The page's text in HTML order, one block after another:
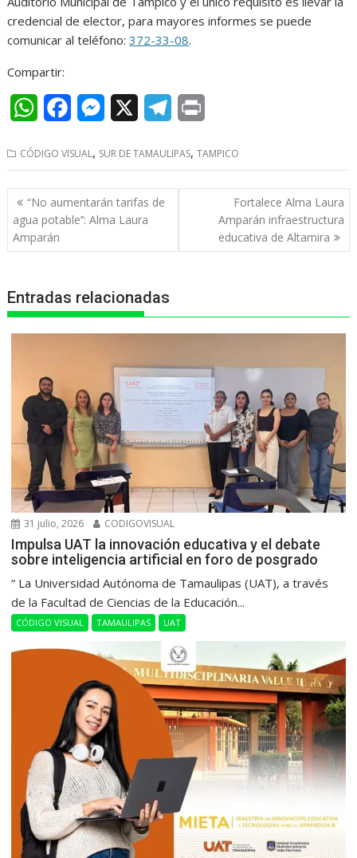
credencial de elector, para mayores informes se puede
comunicar al teléfono:372-33-08.
Compartir:
W
a
t
s
A
p
c
e
b
k
M
s
s
e
e
l
e
i
n
CÓDIGO VISUAL, SUR DE TAMAULIPAS,TAMPICO
Navegación
de
entradas
“No aumentarán tarifas de
agua potable’’: Alma Laura
Amparán
Fortalece Alma Laura
Amparán infraestructura
educativa de Altamira
Entradas relacionadas
31 julio, 2026 CODIGOVISUAL
Impulsa UAT la innovación educativa y el debate
sobre inteligencia artificial en foro de posgrado
“ La Universidad Autónoma de Tamaulipas (UAT), a través
de la Facultad de Ciencias de la Educación...
CÓDIGO VISUAL TAMAULIPAS UAT